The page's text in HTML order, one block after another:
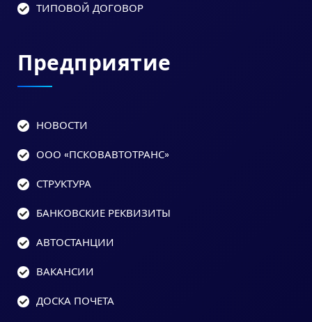
ТИПОВОЙ ДОГОВОР
Предприятие
НОВОСТИ
ООО «ПСКОВАВТОТРАНС»
СТРУКТУРА
БАНКОВСКИЕ РЕКВИЗИТЫ
АВТОСТАНЦИИ
ВАКАНСИИ
ДОСКА ПОЧЕТА